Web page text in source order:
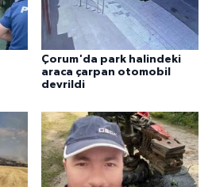
Çorum'da park halindeki
araca çarpan otomobil
devrildi